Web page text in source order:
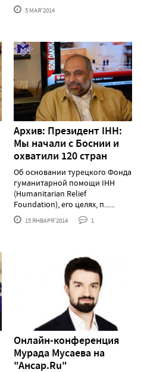
5 МАЯ'2014
Архив: Президент IHH:
Мы начали с Боснии и
охватили 120 стран
Об основании турецкого Фонда
гуманитарной помощи IHH
(Humanitarian Relief
Foundation), его целях, п......
15 ЯНВАРЯ'2014 1
Онлайн-конференция
Мурада Мусаева на
"Ансар.Ru"